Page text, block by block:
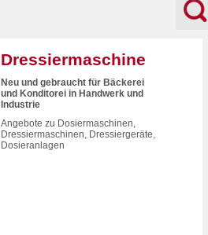
Dressiermaschine
Neu und gebraucht für Bäckerei
und Konditorei in Handwerk und
Industrie
Angebote zu Dosiermaschinen,
Dressiermaschinen, Dressiergeräte,
Dosieranlagen